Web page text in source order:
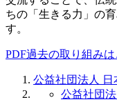
ちの「生きる力」の
す。
PDF過去の取り組みは
公益社団法人 日
公益社団